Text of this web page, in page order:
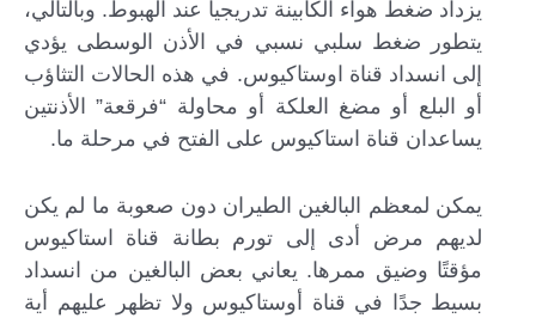
يزداد ضغط هواء الكابينة تدريجياً عند الهبوط. وبالتالي،
يتطور ضغط سلبي نسبي في الأذن الوسطى يؤدي
إلى انسداد قناة اوستاكيوس. في هذه الحالات التثاؤب
أو البلع أو مضغ العلكة أو محاولة “فرقعة” الأذنتين
يساعدان قناة استاكيوس على الفتح في مرحلة ما.
يمكن لمعظم البالغين الطيران دون صعوبة ما لم يكن
لديهم مرض أدى إلى تورم بطانة قناة استاكيوس
مؤقتًا وضيق ممرها. يعاني بعض البالغين من انسداد
بسيط جدًا في قناة أوستاكيوس ولا تظهر عليهم أية